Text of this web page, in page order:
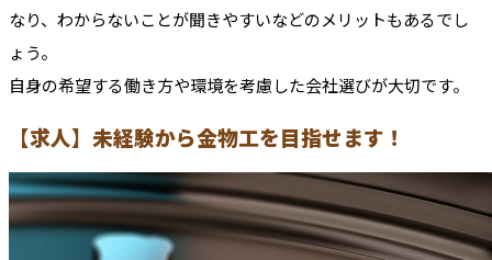
なり、わからないことが聞きやすいなどのメリットもあるでし
ょう。
自身の希望する働き方や環境を考慮した会社選びが大切です。
【求人】未経験から金物工を目指せます！